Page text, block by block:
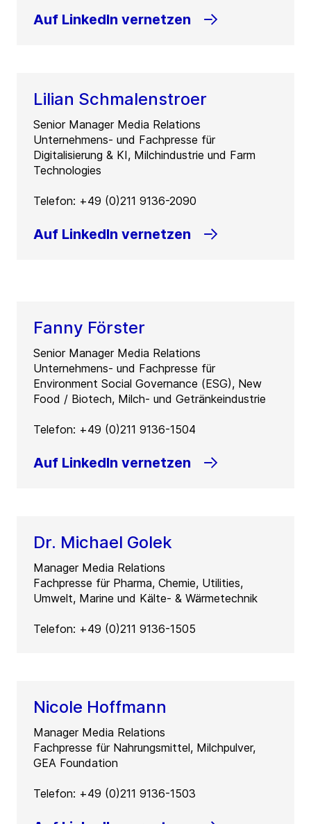
Auf LinkedIn vernetzen
Lilian Schmalenstroer
Senior Manager Media Relations
Unternehmens- und Fachpresse für
Digitalisierung & KI, Milchindustrie und Farm
Technologies
Telefon: +49 (0)211 9136-2090
Auf LinkedIn vernetzen
Fanny Förster
Senior Manager Media Relations
Unternehmens- und Fachpresse für
Environment Social Governance (ESG), New
Food / Biotech, Milch- und Getränkeindustrie
Telefon: +49 (0)211 9136-1504
Auf LinkedIn vernetzen
Dr. Michael Golek
Manager Media Relations
Fachpresse für Pharma, Chemie, Utilities,
Umwelt, Marine und Kälte- & Wärmetechnik
Telefon: +49 (0)211 9136-1505
Nicole Hoffmann
Manager Media Relations
Fachpresse für Nahrungsmittel, Milchpulver,
GEA Foundation
Telefon: +49 (0)211 9136-1503